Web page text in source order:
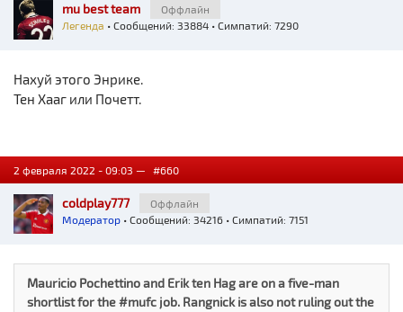
mu best team
Оффлайн
Легенда • Сообщений: 33884 • Симпатий: 7290
Нахуй этого Энрике.
Тен Хааг или Почетт.
2 февраля 2022 - 09:03 — #660
coldplay777
Оффлайн
Модератор • Сообщений: 34216 • Симпатий: 7151
Mauricio Pochettino and Erik ten Hag are on a five-man
shortlist for the #mufc job. Rangnick is also not ruling out the